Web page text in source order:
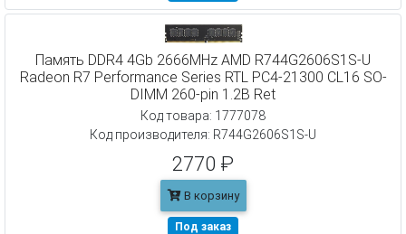
Память DDR4 4Gb 2666MHz AMD R744G2606S1S-U
Radeon R7 Performance Series RTL PC4-21300 CL16 SO-
DIMM 260-pin 1.2В Ret
Код товара: 1777078
Код производителя: R744G2606S1S-U
2770 ₽
В корзину
Под заказ